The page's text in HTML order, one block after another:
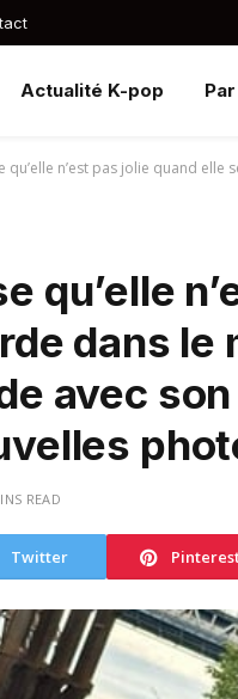
Actualité K-pop
qu’elle n’est pas jolie quand
qu’elle
dans le
avec
READ
Twitter